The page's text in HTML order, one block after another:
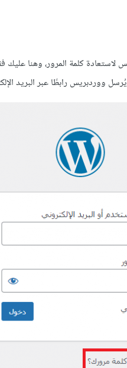
كلمة المرور، وهنا
ووردبريس رابطًا عبر البريد